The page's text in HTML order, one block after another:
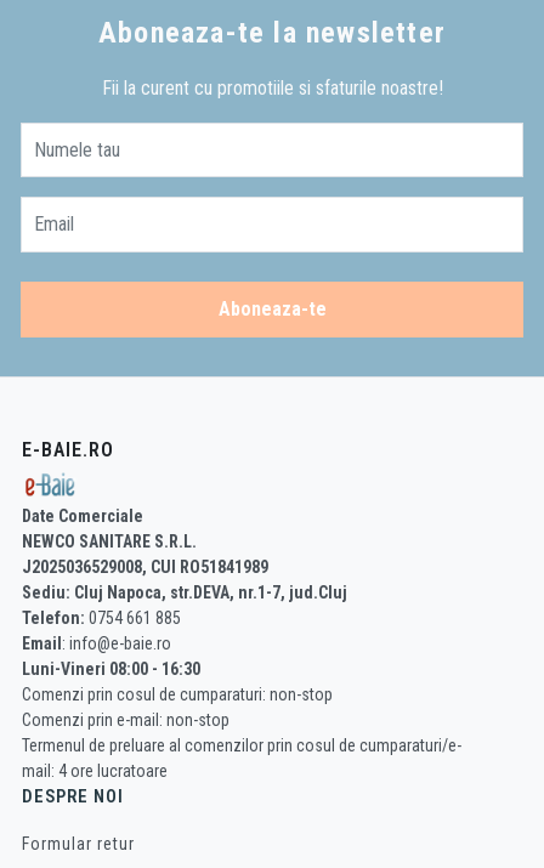
Aboneaza-te la newsletter
Fii la curent cu promotiile si sfaturile noastre!
Numele tau
Email
Aboneaza-te
E-BAIE.RO
Date Comerciale
NEWCO SANITARE S.R.L.
J2025036529008, CUI RO51841989
Sediu: Cluj Napoca, str.DEVA, nr.1-7, jud.Cluj
Telefon: 0754 661 885
Email : info@e-baie.ro
Luni-Vineri 08:00 - 16:30
Comenzi prin cosul de cumparaturi: non-stop
Comenzi prin e-mail: non-stop
Termenul de preluare al comenzilor prin cosul de cumparaturi/e-
mail: 4 ore lucratoare
DESPRE NOI
Formular retur